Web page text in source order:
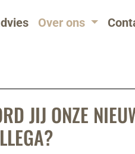
Over ons
JIJ ONZE